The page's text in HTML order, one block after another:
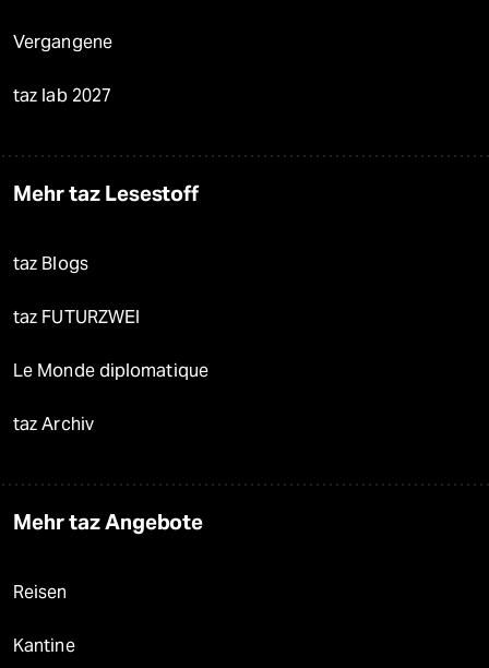
Vergangene
taz lab 2027
Mehr taz Lesestoff
taz Blogs
taz FUTURZWEI
Le Monde diplomatique
taz Archiv
Mehr taz Angebote
Reisen
Kantine